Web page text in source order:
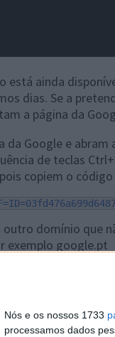
Nós e os nossos 1733
processamos dados
está ainda
dias. Se a
a página da
da Google e
de teclas
copiem o
outro domínio que
exemplo google.pt
funciona na
a muitos mais